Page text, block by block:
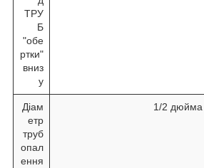
ТРУ
Б
"обе
ртки"
вниз
у
Діам
етр
труб
опал
ення
1/2 дюйма